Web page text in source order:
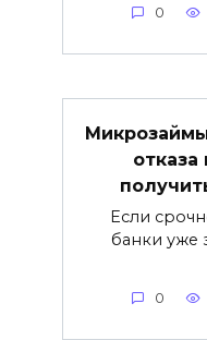
0
отказа
Если
банки уже
0